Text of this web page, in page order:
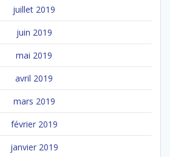
juillet 2019
juin 2019
mai 2019
avril 2019
mars 2019
février 2019
janvier 2019